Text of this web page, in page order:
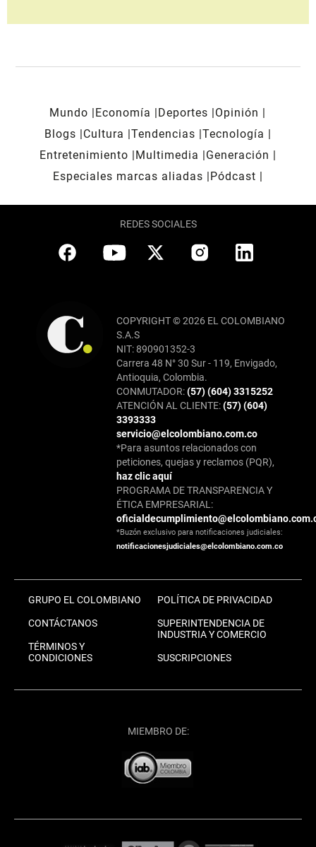
Mundo Economía Deportes
Opinión
Blogs
Cultura Tendencias Tecnología
Entretenimiento
Multimedia
Generación
Especiales marcas aliadas
Pódcast
REDES SOCIALES
COPYRIGHT © 2026 EL COLOMBIANO
S.A.S
NIT: 890901352-3
Carrera 48 N° 30 Sur - 119, Envigado,
Antioquia, Colombia.
CONMUTADOR:(57) (604) 3315252
ATENCIÓN AL CLIENTE:(57) (604)
3393333
servicio@elcolombiano.com.co
*Para asuntos relacionados con
peticiones, quejas y reclamos (PQR),
haz clic aquí
PROGRAMA DE TRANSPARENCIA Y
ÉTICA EMPRESARIAL:
*Buzón exclusivo para notificaciones judiciales:
notificacionesjudiciales@elcolombiano.com.co
GRUPO EL COLOMBIANO
CONTÁCTANOS
TÉRMINOS Y
CONDICIONES
POLÍTICA DE PRIVACIDAD
SUPERINTENDENCIA DE
INDUSTRIA Y COMERCIO
SUSCRIPCIONES
MIEMBRO DE: